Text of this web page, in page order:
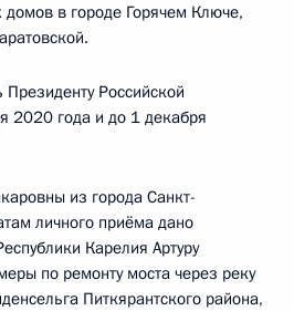
в городе Горячем Ключе,
Российской
2020 года и до 1 декабря
из города Санкт-
личного приёма дано
Карелия Артуру
по ремонту моста через реку
Питкярантского района,